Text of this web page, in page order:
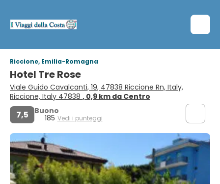
Riccione, Emilia-Romagna
Hotel Tre Rose
Viale Guido Cavalcanti, 19, 47838 Riccione Rn, Italy,
Riccione, Italy 47838 , 0,9 km da Centro
7,5 Buono
185 Vedi i punteggi